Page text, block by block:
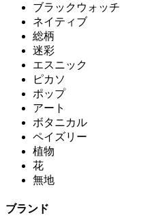
ブラックウォッチ
ネイティブ
総柄
迷彩
エスニック
ピカソ
ポップ
アート
ボタニカル
ペイズリー
植物
花
無地
ブランド